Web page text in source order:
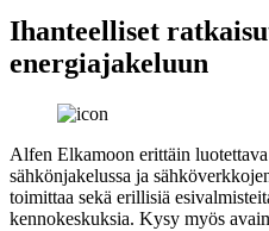
Ihanteelliset
energiajakeluun
Alfen Elkamoon erittäin
sähkönjakelussa ja
toimittaa sekä erillisiä
kennokeskuksia. Kysy myös